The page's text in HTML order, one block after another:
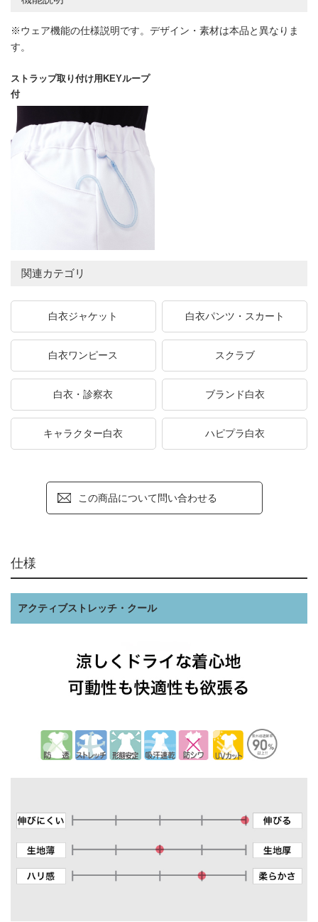
※ウェア機能の仕様説明です。デザイン・素材は本品と異なりま
す。
ストラップ取り付け用KEYループ
付
関連カテゴリ
白衣ジャケット 白衣パンツ・スカート
白衣ワンピース スクラブ
白衣・診察衣 ブランド白衣
キャラクター白衣 ハピプラ白衣
この商品について問い合わせる
仕様
アクティブストレッチ・クール